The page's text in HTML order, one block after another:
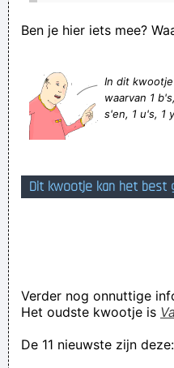
Niet vreemd dus dat er
orlandosapinto:
Er is een fout
Ben je hier iets mee?
In dit
waarvan 1
s'en, 1 u's, 1
Dit kwootje kan het best
Verder nog onnuttige
Het oudste kwootje is
De 11 nieuwste zijn deze: